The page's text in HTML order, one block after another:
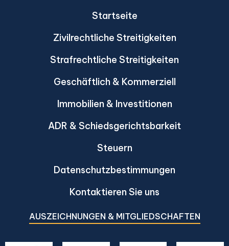
Startseite
Zivilrechtliche Streitigkeiten
Strafrechtliche Streitigkeiten
Geschäftlich & Kommerziell
Immobilien & Investitionen
ADR & Schiedsgerichtsbarkeit
Steuern
Datenschutzbestimmungen
Kontaktieren Sie uns
AUSZEICHNUNGEN & MITGLIEDSCHAFTEN